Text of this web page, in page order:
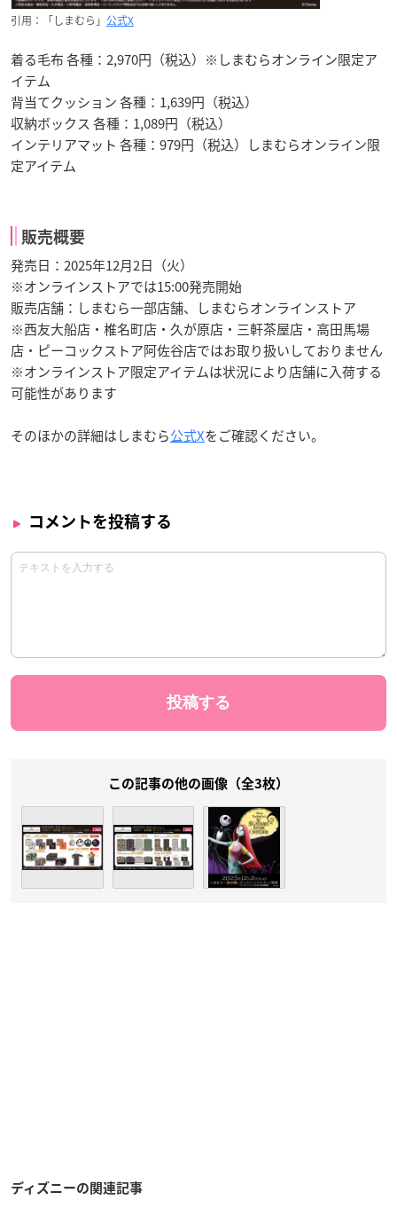
引用：「しまむら」 公式X
着る毛布 各種：2,970円（税込）※しまむらオンライン限定ア
イテム
背当てクッション 各種：1,639円（税込）
収納ボックス 各種：1,089円（税込）
インテリアマット 各種：979円（税込）しまむらオンライン限
定アイテム
販売概要
発売日：2025年12月2日（火）
※オンラインストアでは15:00発売開始
販売店舗：しまむら一部店舗、しまむらオンラインストア
※西友大船店・椎名町店・久が原店・三軒茶屋店・高田馬場
店・ピーコックストア阿佐谷店ではお取り扱いしておりません
※オンラインストア限定アイテムは状況により店舗に入荷する
可能性があります
そのほかの詳細はしまむら公式Xをご確認ください。
コメントを投稿する
この記事の他の画像（全3枚）
ディズニーの関連記事